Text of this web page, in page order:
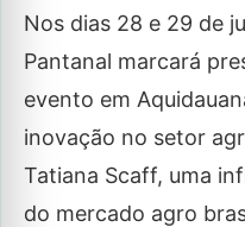
Nos dias 28 e 29 de
Pantanal marcará
evento em
inovação no setor
Tatiana Scaff, uma
do mercado agro